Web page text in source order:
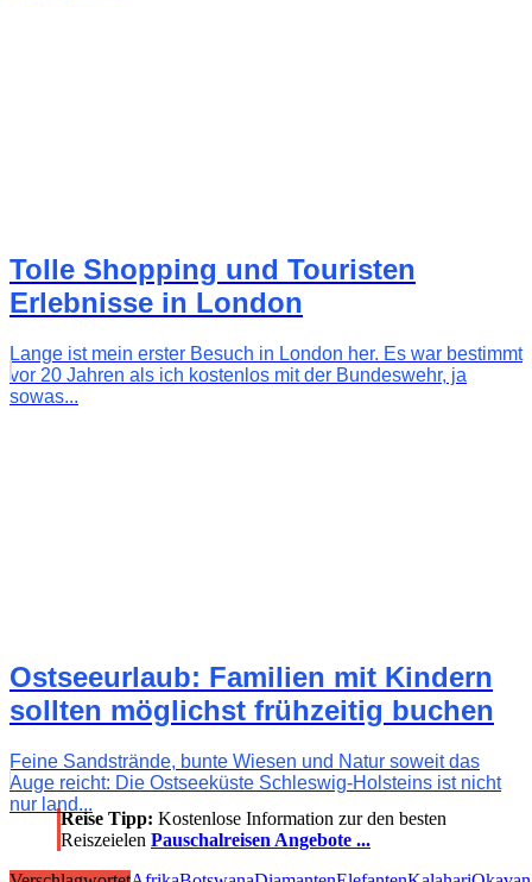
Tolle Shopping und Touristen
Erlebnisse in London
Lange ist mein erster Besuch in London her. Es war bestimmt
vor 20 Jahren als ich kostenlos mit der Bundeswehr, ja
sowas...
Ostseeurlaub: Familien mit Kindern
sollten möglichst frühzeitig buchen
Feine Sandstrände, bunte Wiesen und Natur soweit das
Auge reicht: Die Ostseeküste Schleswig-Holsteins ist nicht
nur land...
Reise Tipp: Kostenlose Information zur den besten
Reiszeielen Pauschalreisen Angebote ...